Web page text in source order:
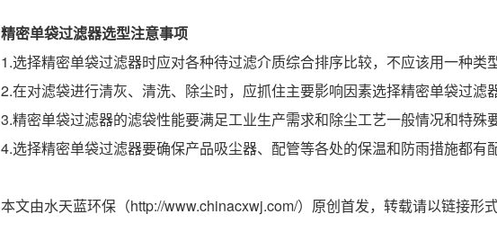
精密单袋过滤器选型注意事项
1.选择精密单袋过滤器时应对各种待过滤介质综合排序比较，不应该用一种类
2.在对滤袋进行清灰、清洗、除尘时，应抓住主要影响因素选择精密单袋过滤
3.精密单袋过滤器的滤袋性能要满足工业生产需求和除尘工艺一般情况和特殊
4.选择精密单袋过滤器要确保产品吸尘器、配管等各处的保温和防雨措施都有配
本文由水天蓝环保（http://www.chinacxwj.com/）原创首发，转载请以链接形